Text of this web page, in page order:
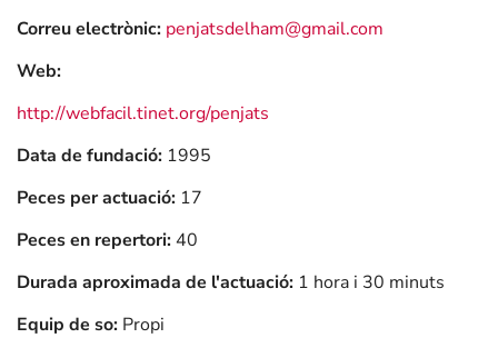
Correu electrònic: penjatsdelham@gmail.com
Web:
http://webfacil.tinet.org/penjats
Data de fundació: 1995
Peces per actuació: 17
Peces en repertori: 40
Durada aproximada de l'actuació: 1 hora i 30 minuts
Equip de so: Propi